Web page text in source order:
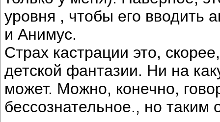
уровня , чтобы его вводить
и Анимус.
Страх кастрации это,
детской фантазии. Ни на
может. Можно, конечно,
бессознательное., но